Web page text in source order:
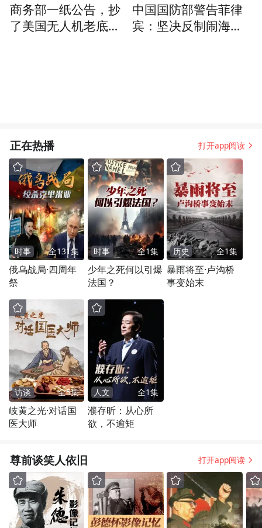
商务部一纸公告，抄
了美国无人机老底，
中国国防部警告菲律
宾：坚决反制闹海挑
正在热播 打开app阅读
时事 全131集
俄乌战局·四周年
祭
时事 全1集
少年之死何以引爆
法国？
历史 全1集
暴雨将至·卢沟桥
事变始末
访谈 全5集
岐黄之光·对话国
医大师
人文 全1集
濮存昕：从心所
欲，不逾矩
尊前谈笑人依旧 打开app阅读